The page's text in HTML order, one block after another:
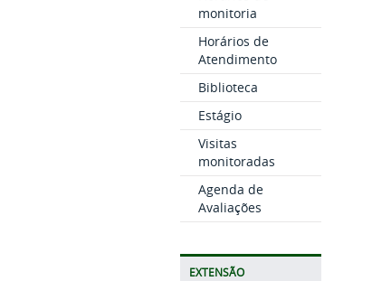
monitoria
Horários de
Atendimento
Biblioteca
Estágio
Visitas
monitoradas
Agenda de
Avaliações
EXTENSÃO